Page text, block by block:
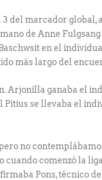
del marcador global,
de Anne
Baschwsit en el
más largo del
Arjonilla ganaba el
Pitius se llevaba el
no
comenzó la
Pons, técnico